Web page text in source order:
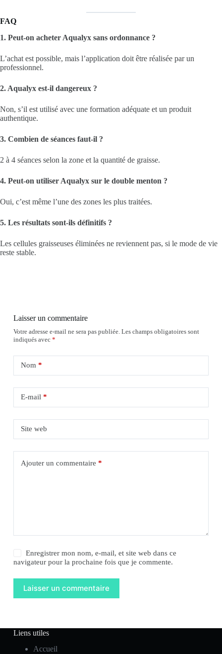
FAQ
1. Peut-on acheter Aqualyx sans ordonnance ?
L’achat est possible, mais l’application doit être réalisée par un
professionnel.
2. Aqualyx est-il dangereux ?
Non, s’il est utilisé avec une formation adéquate et un produit
authentique.
3. Combien de séances faut-il ?
2 à 4 séances selon la zone et la quantité de graisse.
4. Peut-on utiliser Aqualyx sur le double menton ?
Oui, c’est même l’une des zones les plus traitées.
5. Les résultats sont-ils définitifs ?
Les cellules graisseuses éliminées ne reviennent pas, si le mode de vie
reste stable.
Laisser un commentaire
Votre adresse e-mail ne sera pas publiée. Les champs obligatoires sont
indiqués avec *
Nom *
E-mail *
Site web
Ajouter un commentaire *
Enregistrer mon nom, e-mail, et site web dans ce
navigateur pour la prochaine fois que je commente.
Laisser un commentaire
Liens utiles
Accueil